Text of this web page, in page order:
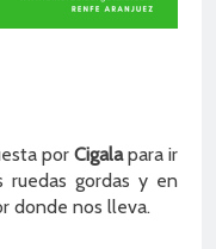
por Cigalapara ir
ruedas gordas y en
donde nos lleva.